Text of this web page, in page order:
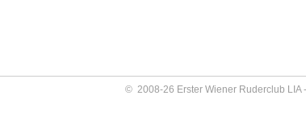
© 2008-26 Erster Wiener Ruderclub LIA